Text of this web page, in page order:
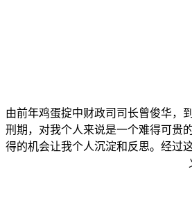
由前年鸡蛋掟中财政司司长曾俊华，
刑期，对我个人来说是一个难得可贵
得的机会让我个人沉淀和反思。经过